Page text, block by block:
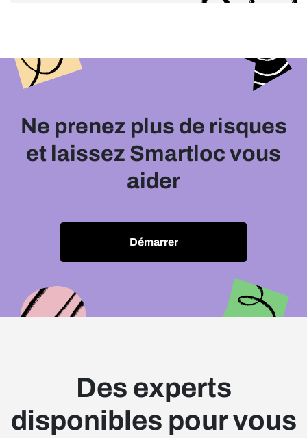
Ne prenez plus de risques
et laissez Smartloc vous
aider
Démarrer
Des experts
disponibles pour vous